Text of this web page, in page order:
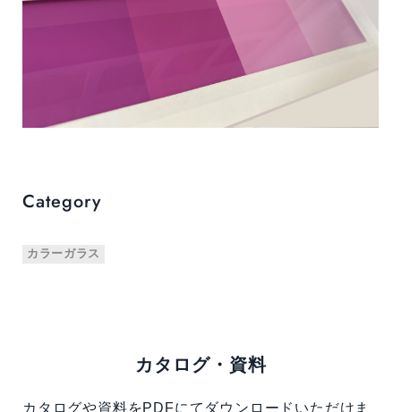
Category
カラーガラス
カタログ・資料
カタログや資料をPDFにてダウンロードいただけま